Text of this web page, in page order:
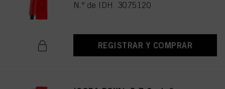
N.º de IDH 3075120
REGISTRAR Y COMPRAR